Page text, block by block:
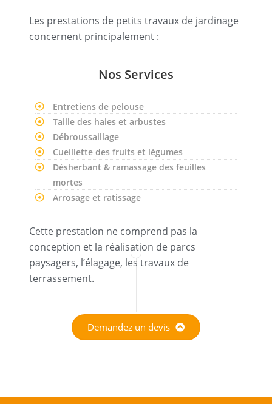
Les prestations de petits travaux de jardinage
concernent principalement :
Nos Services
Entretiens de pelouse
Taille des haies et arbustes
Débroussaillage
Cueillette des fruits et légumes
Désherbant & ramassage des feuilles
mortes
Arrosage et ratissage
Cette prestation ne comprend pas la
conception et la réalisation de parcs
paysagers, l’élagage, les travaux de
terrassement.
Demandez un devis